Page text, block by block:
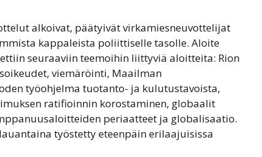
alkoivat, päätyivät virkamiesneuvottelijat
kappaleista poliittiselle tasolle. Aloite
seuraaviin teemoihin liittyviä aloitteita: Rion
viemäröinti, Maailman
työohjelma tuotanto- ja kulutustavoista,
ratifioinnin korostaminen, globaalit
periaatteet ja globalisaatio.
työstetty eteenpäin erilaajuisissa